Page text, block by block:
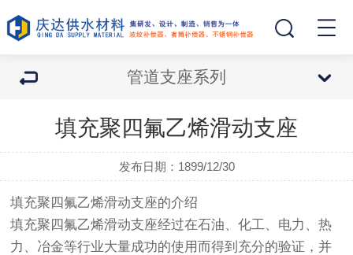
管道支座系列
填充聚四氟乙烯滑动支座
发布日期：1899/12/30
填充聚四氟乙烯滑动支座的介绍
填充聚四氟乙烯滑动支座经过在石油、化工、电力、热
力、冶金等行业大量成功的使用而得到充分的验证，并